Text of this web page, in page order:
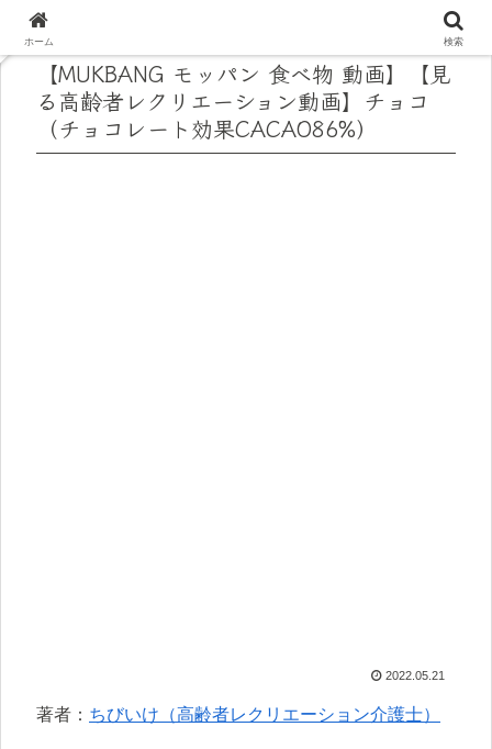
【MUKBANG モッパン 食べ物 動画】【見
る高齢者レクリエーション動画】チョコ
（チョコレート効果CACAO86%）
2022.05.21
著者： ちびいけ（高齢者レクリエーション介護士）
ホーム 検索